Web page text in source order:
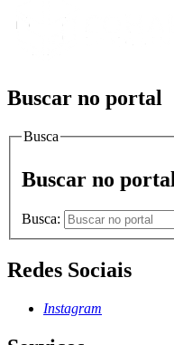
Buscar no portal
Busca
Buscar no portal
Busca:
Redes Sociais
Instagram